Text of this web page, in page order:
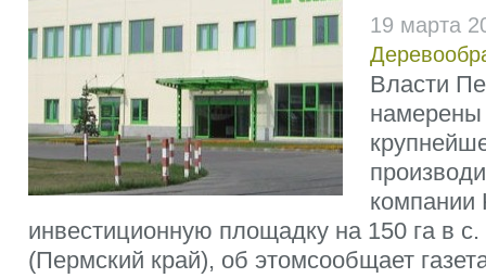
19 марта
Власти
намерены
компании
инвестиционную площадку на 150 га в
(Пермский край), об этомсообщает